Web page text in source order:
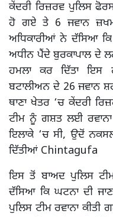
ਕੇਂਦਰੀ ਰਿਜ਼ਰਵ ਪੁਲਿਸ
ਹੋ ਗਏ ਤੇ 6 ਜਵਾਨ
ਅਧਿਕਾਰੀਆਂ ਨੇ ਦੱਸਿਆ ਕਿ
ਅਧੀਨ ਪੈਂਦੇ ਬੁਰਕਾਪਾਲ ਦੇ
ਹਮਲਾ ਕਰ ਦਿੱਤਾ ਇਸ
ਬਟਾਲੀਅਨ ਦੇ 26 ਜਵਾਨ
ਥਾਣਾ ਖੇਤਰ ‘ਚ ਕੇਂਦਰੀ
ਟੀਮ ਨੂੰ ਗਸ਼ਤ ਲਈ ਰਵਾਨਾ
ਇਲਾਕੇ ‘ਚ ਸੀ, ਉਦੋਂ
ਦਿੱਤੀਆਂ Chintagufa
ਇਸ ਤੋਂ ਬਾਅਦ ਪੁਲਿਸ ਟੀਮ
ਦੱਸਿਆ ਕਿ ਘਟਨਾ ਦੀ
ਪੁਲਿਸ ਟੀਮ ਰਵਾਨਾ ਕੀਤੀ